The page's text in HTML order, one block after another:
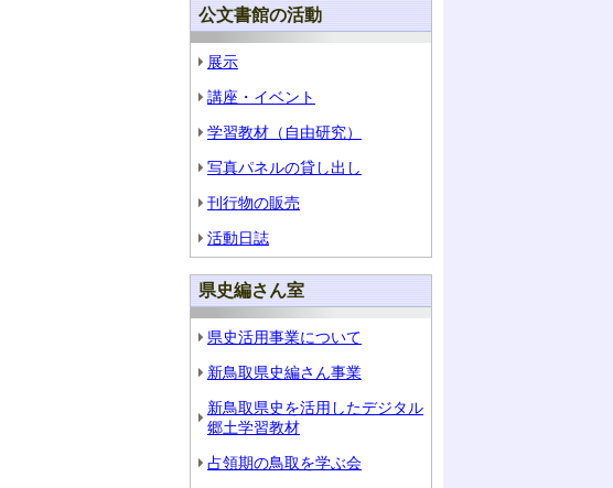
公文書館の活動
展示
講座・イベント
学習教材（自由研究）
写真パネルの貸し出し
刊行物の販売
活動日誌
県史編さん室
県史活用事業について
新鳥取県史編さん事業
新鳥取県史を活用したデジタル
郷土学習教材
占領期の鳥取を学ぶ会